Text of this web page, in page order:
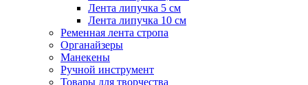
Лента липучка 5 см
Лента липучка 10 см
Ременная лента стропа
Органайзеры
Манекены
Ручной инструмент
Товары для творчества